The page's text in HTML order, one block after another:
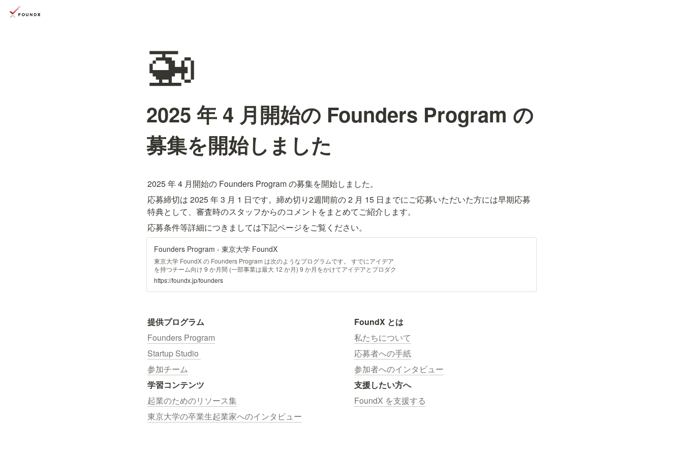
🚁
2025 年 4 月開始の Founders Program の
募集を開始しました
2025 年 4 月開始の Founders Program の募集を開始しました。
応募締切は 2025 年 3 月 1 日です。締め切り2週間前の 2 月 15 日までにご応募いただいた方には早期応募
特典として、審査時のスタッフからのコメントをまとめてご紹介します。
応募条件等詳細につきましては下記ページをご覧ください。
Founders Program - 東京大学 FoundX
東京大学 FoundX の Founders Program は次のようなプログラムです。 すでにアイデア
を持つチーム向け 9 か月間 (一部事業は最大 12 か月) 9 か月をかけてアイデアとプロダク
トを洗練させるための一連のプログラムと、近くに起業家がいる環境を提供します。 最
初の 3 か月：トラクション作りと
https://foundx.jp/founders
提供プログラム
Founders Program
Startup Studio
参加チーム
学習コンテンツ
起業のためのリソース集
東京大学の卒業生起業家へのインタビュー
FoundX とは
私たちについて
応募者への手紙
参加者へのインタビュー
支援したい方へ
FoundX を支援する